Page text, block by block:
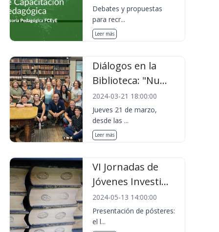
Debates y propuestas
para recr...
Leer más
Diálogos en la
Biblioteca: "Nu...
2024-03-21 18:00:00
Jueves 21 de marzo,
desde las ...
Leer más
VI Jornadas de
Jóvenes Investi...
2024-05-13 14:00:00
Presentación de pósteres:
el l...